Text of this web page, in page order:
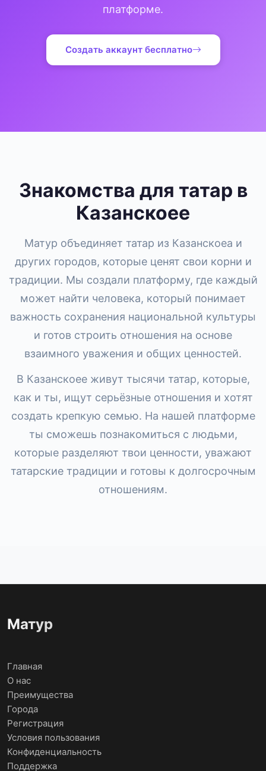
платформе.
Создать аккаунт бесплатно
Знакомства для татар в
Казанскоее
Матур объединяет татар из Казанскоеа и
других городов, которые ценят свои корни и
традиции. Мы создали платформу, где каждый
может найти человека, который понимает
важность сохранения национальной культуры
и готов строить отношения на основе
взаимного уважения и общих ценностей.
В Казанскоее живут тысячи татар, которые,
как и ты, ищут серьёзные отношения и хотят
создать крепкую семью. На нашей платформе
ты сможешь познакомиться с людьми,
которые разделяют твои ценности, уважают
татарские традиции и готовы к долгосрочным
отношениям.
Матур
Главная
О нас
Преимущества
Города
Регистрация
Условия пользования
Конфиденциальность
Поддержка